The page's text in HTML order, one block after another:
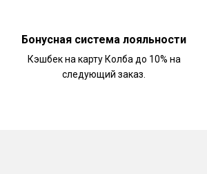
Бонусная система лояльности
Кэшбек на карту Колба до 10% на
следующий заказ.